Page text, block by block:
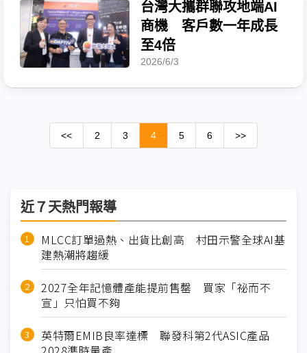
台灣大攜群聯攻地端AI
商機 客戶數一年成長
至4倍
2026/6/3
<< 2 3 4 5 6 >>
近７天熱門報導
MLCC訂單過熱、出貨比創高 村田示警全球AI基
建熱潮將趨緩
2027全年記憶體產能提前售罄 買家「祕而不
宣」只怕買不夠
英特爾EMIB良率達標 聯發科第2代ASIC產品